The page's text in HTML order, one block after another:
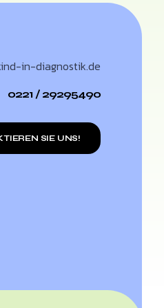
in-diagnostik.de
0221 / 29295490
SIE UNS!